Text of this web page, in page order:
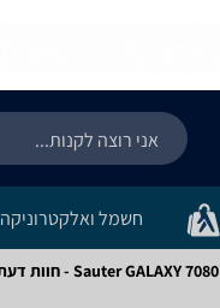
חשמל ואלקטרוניקה
Sauter GALAXY 7080 - חוות דעת מוצר